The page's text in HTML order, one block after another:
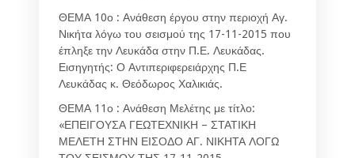
ΘΕΜΑ 10ο : Ανάθεση έργου στην περιοχή Αγ.
Νικήτα λόγω του σεισμού της 17-11-2015 που
έπληξε την Λευκάδα στην Π.Ε. Λευκάδας.
Εισηγητής: Ο Αντιπεριφερειάρχης Π.Ε
Λευκάδας κ. Θεόδωρος Χαλικιάς.
ΘΕΜΑ 11ο : Ανάθεση Μελέτης με τίτλο:
«ΕΠΕΙΓΟΥΣΑ ΓΕΩΤΕΧΝΙΚΗ – ΣΤΑΤΙΚΗ
ΜΕΛΕΤΗ ΣΤΗΝ ΕΙΣΟΔΟ ΑΓ. ΝΙΚΗΤΑ ΛΟΓΩ